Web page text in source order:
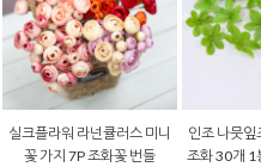
실크플라워 라넌큘러스 미니
꽃 가지 7P 조화꽃 번들
인조 나뭇
조화 30개 1